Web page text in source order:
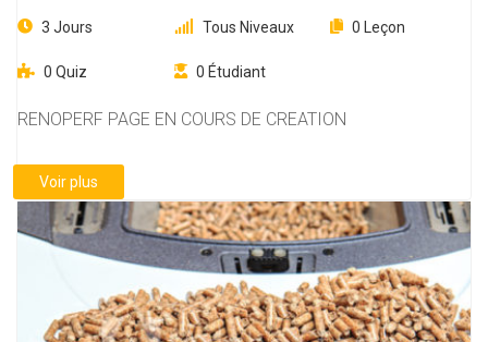
3 Jours Tous Niveaux 0 Leçon
0 Quiz 0 Étudiant
RENOPERF PAGE EN COURS DE CREATION
Voir plus